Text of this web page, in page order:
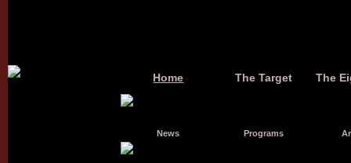
Home The Target The
News Programs